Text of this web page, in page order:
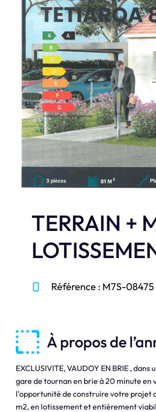
TERRAIN +
Référence : M7S-08475
À propos de
EXCLUSIVITE, VAUDOY EN BRIE ,
gare de tournan en brie à 20 minute en
l'opportunité de construire votre projet
m2, en lotissement et entièrement